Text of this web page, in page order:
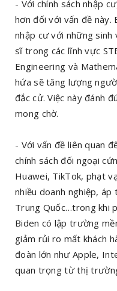
- Với chính sách nhập
hơn đối với vấn đề này.
nhập cư với những
sĩ trong các lĩnh vực
Engineering và
hứa sẽ tăng lượng
đắc cử. Việc này đánh
mong chờ.
- Với vấn đề liên quan
chính sách đối ngoại
Huawei, TikTok, phạt
nhiều doanh nghiệp,
Trung Quốc…trong khi
Biden có lập trường
giảm rủi ro mất khách
đoàn lớn như Apple,
quan trọng từ thị